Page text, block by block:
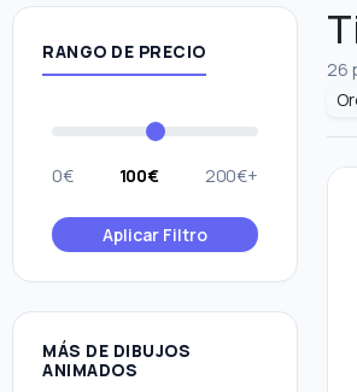
RANGO DE PRECIO
0€ 100€ 200€+
Aplicar Filtro
MÁS DE DIBUJOS
ANIMADOS
26